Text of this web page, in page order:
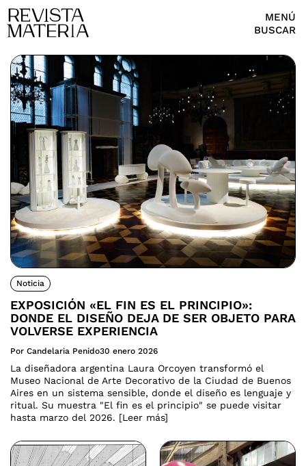
MENÚ
BUSCAR
Noticia
EXPOSICIÓN «EL FIN ES EL PRINCIPIO»:
DONDE EL DISEÑO DEJA DE SER OBJETO PARA
VOLVERSE EXPERIENCIA
Por Candelaria Penido30 enero 2026
La diseñadora argentina Laura Orcoyen transformó el
Museo Nacional de Arte Decorativo de la Ciudad de Buenos
Aires en un sistema sensible, donde el diseño es lenguaje y
ritual. Su muestra "El fin es el principio" se puede visitar
hasta marzo del 2026. [Leer más]